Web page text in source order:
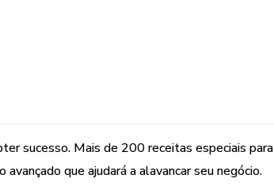
sucesso. Mais de 200 receitas especiais para
que ajudará a alavancar seu negócio.